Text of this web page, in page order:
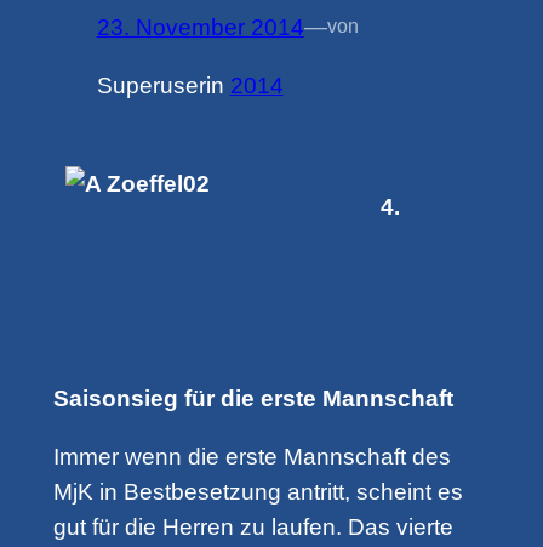
23. November 2014—von
Superuserin 2014
4.
Saisonsieg für die erste Mannschaft
Immer wenn die erste Mannschaft des
MjK in Bestbesetzung antritt, scheint es
gut für die Herren zu laufen. Das vierte